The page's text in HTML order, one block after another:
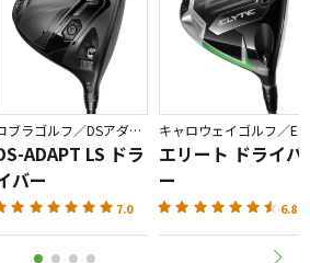
ど多くない模様。
ドを計測したところ、最大で6も
飛距離は、自分のエースよりも32
分に合っていないスペックで打っ
やムジークのドガッティとい
ャフトに合わせ、長尺にすれば武器
コブラゴルフ／DSアダプト
ADAPT LS ドラ
バー
7.0
エリート ドライバ
ー
6.8